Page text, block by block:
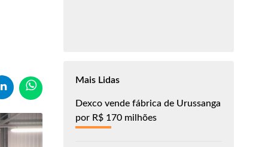
Mais Lidas
Dexco vende fábrica de Urussanga
por R$ 170 milhões